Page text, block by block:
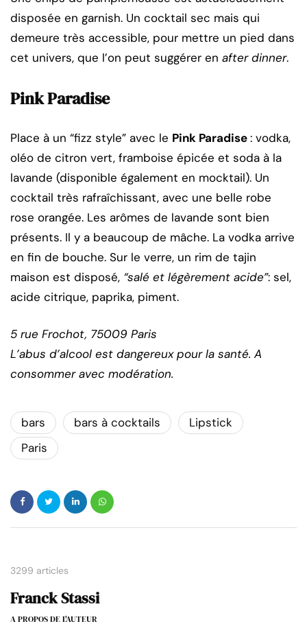
disposée en garnish. Un cocktail sec mais qui
demeure très accessible, pour mettre un pied dans
cet univers, que l’on peut suggérer en after dinner.
Pink Paradise
Place à un “fizz style” avec le Pink Paradise: vodka,
oléo de citron vert, framboise épicée et soda à la
lavande (disponible également en mocktail). Un
cocktail très rafraîchissant, avec une belle robe
rose orangée. Les arômes de lavande sont bien
présents. Il y a beaucoup de mâche. La vodka arrive
en fin de bouche. Sur le verre, un rim de tajin
maison est disposé, “salé et légèrement acide”: sel,
acide citrique, paprika, piment.
5 rue Frochot, 75009 Paris
L’abus d’alcool est dangereux pour la santé. A
consommer avec modération.
bars bars à cocktails
Lipstick
Paris
3299 articles
Franck Stassi
A PROPOS DE L'AUTEUR